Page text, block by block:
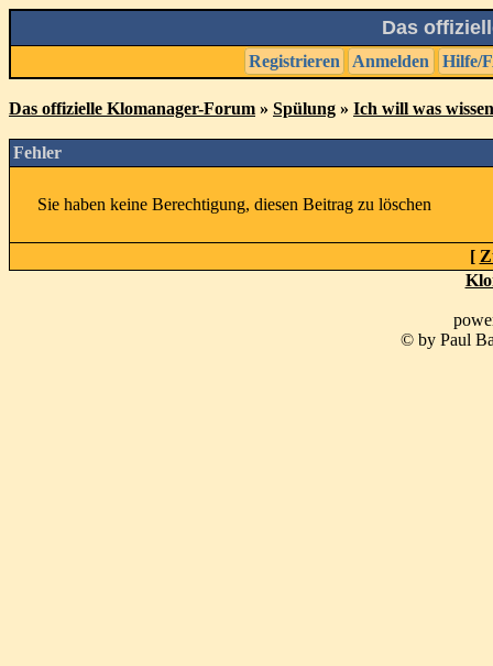
Das
Registrieren Anmelden Hilfe/
Das offizielle Klomanager-Forum » Spülung » Ich will was wissen
Fehler
Sie haben keine Berechtigung, diesen Beitrag zu löschen
[
© by Paul